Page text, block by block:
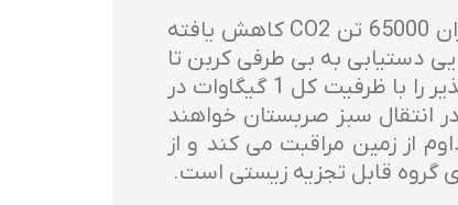
این گزارش نشان می دهد که انتشار مستقیم گازهای گلخانه ای در مقایسه با سال 2020 به میزان 65000 تن CO2 کاهش یافته
را با هدف نهایی دستیابی به بی طرفی کربن تا
25 درصد کاهش دهد. گروه ام کی به عنوان پیشرو در تولید انرژی سبز، پروژه های انرژی تجدیدپذیر را با ظرفیت کل 1 گیگاوات در
بزرگی در انتقال سبز صربستان خواهند
از زمین مراقبت می کند و از